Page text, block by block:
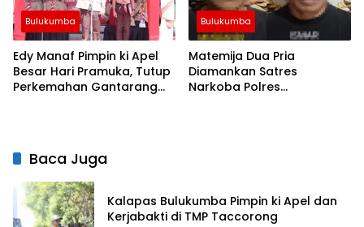
Bulukumba
Edy Manaf Pimpin ki Apel
Besar Hari Pramuka, Tutup
Perkemahan Gantarang
Bulukumba
Matemija Dua Pria
Diamankan Satres
Narkoba Polres
Baca Juga
Kalapas Bulukumba Pimpin ki Apel dan
Kerjabakti di TMP Taccorong